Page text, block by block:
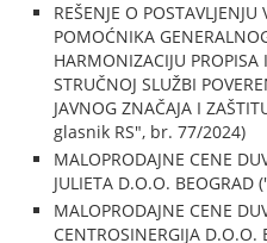
REŠENJE O
POMOĆNIKA
HARMONIZACIJU
STRUČNOJ SLUŽBI
JAVNOG ZNAČAJA I
glasnik RS", br. 77/2024)
MALOPRODAJNE CENE
JULIETA D.O.O.
MALOPRODAJNE CENE
CENTROSINERGIJA